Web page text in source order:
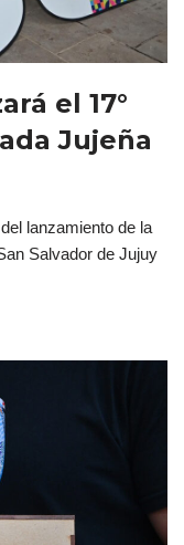
el 17°
Jujeña
lanzamiento de la
Salvador de Jujuy